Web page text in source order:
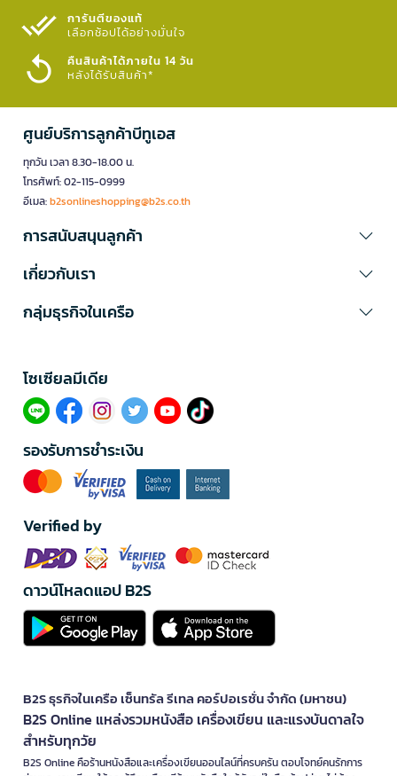
การันตีของแท้
เลือกช้อปได้อย่างมั่นใจ​
คืนสินค้าได้ภายใน 14 วัน
หลังได้รับสินค้า*
ศูนย์บริการลูกค้าบีทูเอส
ทุกวัน เวลา 8.30-18.00 น.
โทรศัพท์: 02-115-0999
อีเมล:b2sonlineshopping@b2s.co.th
การสนับสนุนลูกค้า
เกี่ยวกับเรา
กลุ่มธุรกิจในเครือ
โซเซียลมีเดีย​
รองรับการชำระเงิน
Verified by
ดาวน์โหลดแอป B2S
B2S ธุรกิจในเครือ เซ็นทรัล รีเทล คอร์ปอเรชั่น จำกัด (มหาชน)
B2S Online แหล่งรวมหนังสือ เครื่องเขียน และแรงบันดาลใจ
สำหรับทุกวัย
B2S Online คือร้านหนังสือและเครื่องเขียนออนไลน์ที่ครบครัน ตอบโจทย์คนรักการ